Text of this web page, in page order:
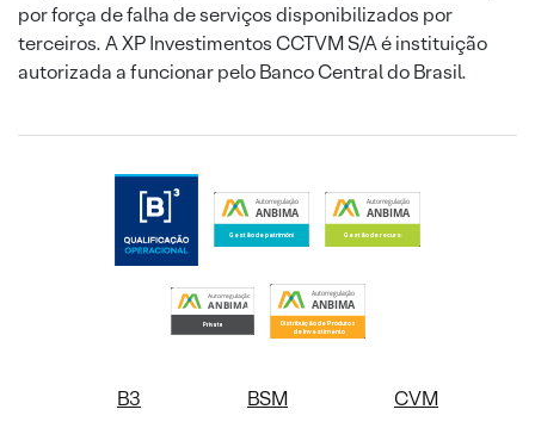
por força de falha de serviços disponibilizados por
terceiros. A XP Investimentos CCTVM S/A é instituição
autorizada a funcionar pelo Banco Central do Brasil.
B3 BSM
CVM